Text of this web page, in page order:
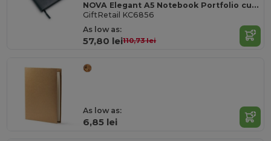
NOVA Elegant A5 Notebook Portfolio cu Set de Pixuri
GiftRetail KC6856
As low as:
57,80 lei110,73 lei
As low as:
6,85 lei